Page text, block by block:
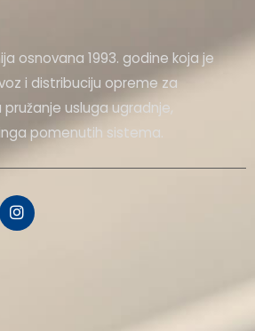
osnovana 1993. godine koja je
i distribuciju opreme za
usluga ugradnje,
pomenutih sistema.